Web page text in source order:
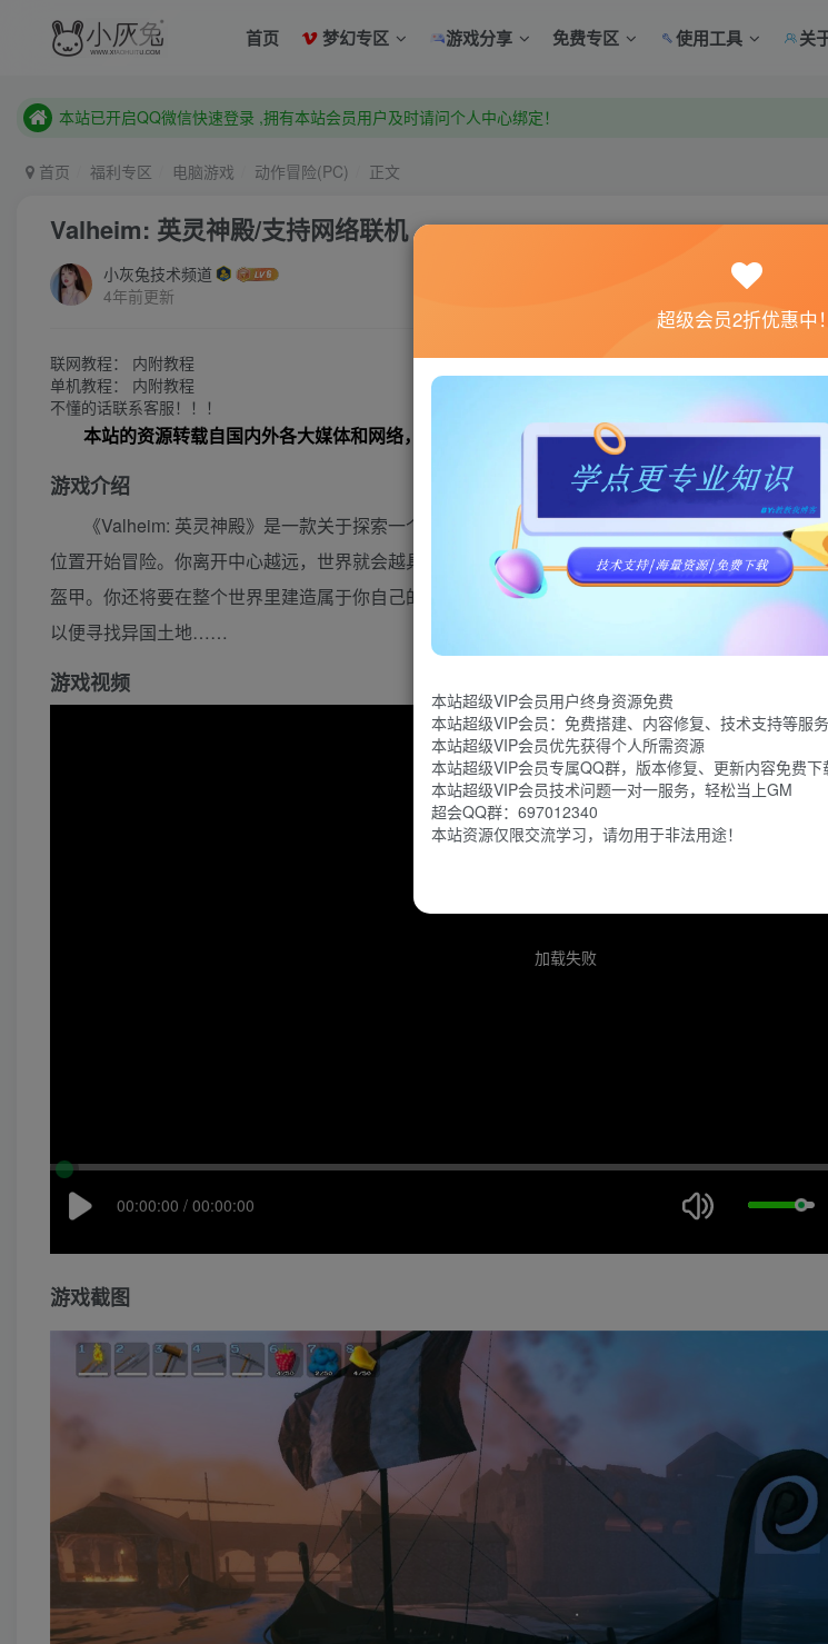
首页 梦幻专区 游戏分享 免费专区 使用工具 关
已注册用户及时绑定邮箱,防止忘记资料
已注册用户及时绑定邮箱,防止忘记资料
首页 福利专区 电脑游戏 动作冒险(PC) 正文
Valheim: 英灵神殿/支持网络联机
小灰兔技术频道
4年前更新
联网教程： 内附教程
单机教程： 内附教程
不懂的话联系客服！！！
本站的资源转载自国内外各大媒体和网络，仅供试玩体验。如果您喜欢该游戏内容，请支持正版
游戏介绍
《Valheim: 英灵神殿》是一款关于探索一个巨大的幻想世界，灵感来源于北欧神话和维京文化
位置开始冒险。你离开中心越远，世界就会越具挑战性。但是同时你也会找到更有价值的材料以制
盔甲。你还将要在整个世界里建造属于你自己的维京堡垒和哨所。最后，你还会打造一艘无敌的维
以便寻找异国土地……
游戏视频
00:00:00 / 00:00:00
加载失败
游戏截图
超级会员2折优惠中！
本站超级VIP会员用户终身资源免费
本站超级VIP会员：免费搭建、内容修复、技术支持等服务
本站超级VIP会员优先获得个人所需资源
本站超级VIP会员专属QQ群，版本修复、更新内容免费下
本站超级VIP会员技术问题一对一服务，轻松当上GM
超会QQ群：697012340
本站资源仅限交流学习，请勿用于非法用途！